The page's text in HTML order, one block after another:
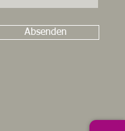
Absenden